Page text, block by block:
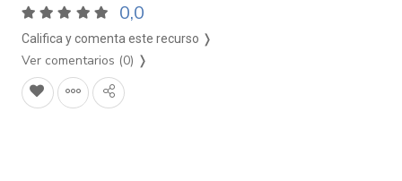
0,0
Califica y comenta este recurso ❭
Ver comentarios (0) ❭